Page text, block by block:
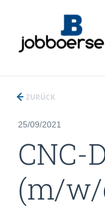
ZURÜCK
25/09/2021
CNC-
(m/